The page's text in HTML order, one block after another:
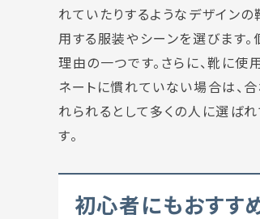
れていたりするようなデザイン
用する服装やシーンを選びます
理由の一つです。さらに、靴に
ネートに慣れていない場合は、
れられるとして多くの人に選ば
す。
初心者にもおすす